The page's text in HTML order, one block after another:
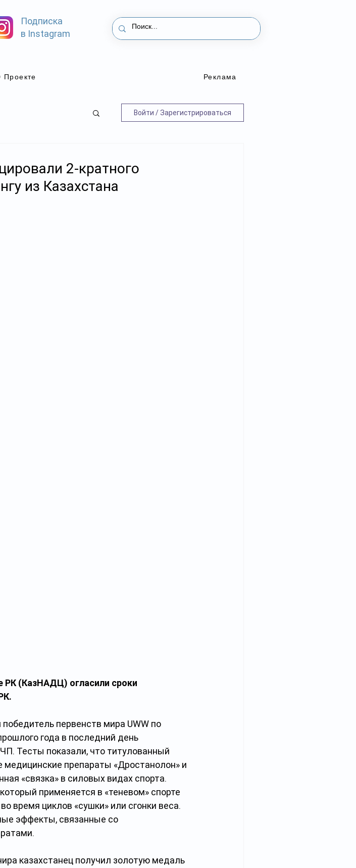
Подписка
в Instagram
Проекте Реклама
Войти / Зарегистрироваться
2-кратного
из Казахстана
(КазНАДЦ) огласили сроки
первенств мира UWW по
года в последний день
Тесты показали, что титулованный
препараты «Дростанолон» и
«связка» в силовых видах спорта.
применяется в «теневом» спорте
время циклов «сушки» или сгонки веса.
эффекты, связанные со
казахстанец получил золотую медаль